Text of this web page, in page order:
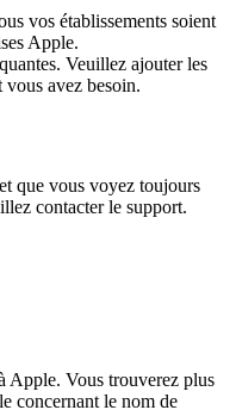
vos établissements soient
Apple.
Veuillez ajouter les
vous avez besoin.
que vous voyez toujours
contacter le support.
Apple. Vous trouverez plus
concernant le nom de